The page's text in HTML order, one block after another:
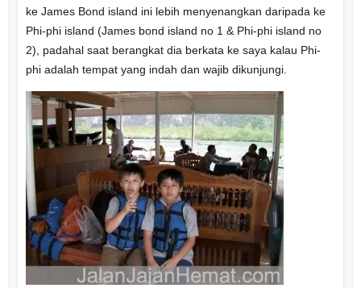
ke James Bond island ini lebih menyenangkan daripada ke
Phi-phi island (James bond island no 1 & Phi-phi island no
2), padahal saat berangkat dia berkata ke saya kalau Phi-
phi adalah tempat yang indah dan wajib dikunjungi.